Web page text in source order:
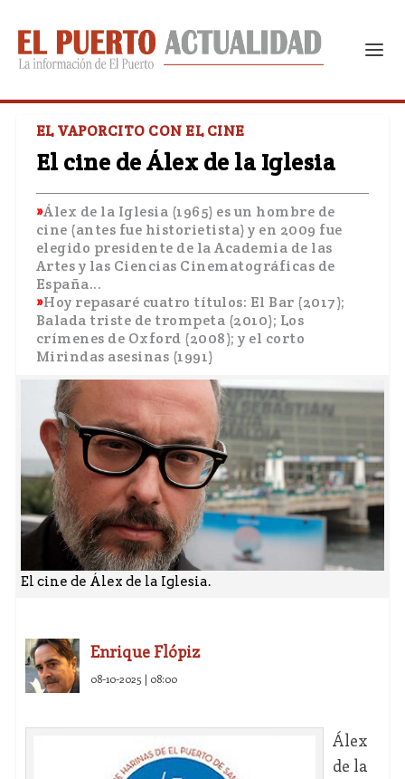
EL VAPORCITO CON EL CINE
El cine de Álex de la Iglesia
Álex de la Iglesia (1965) es un hombre de
cine (antes fue historietista) y en 2009 fue
elegido presidente de la Academia de las
Artes y las Ciencias Cinematográficas de
España...
Hoy repasaré cuatro títulos: El Bar (2017);
Balada triste de trompeta (2010); Los
crímenes de Oxford (2008); y el corto
Mirindas asesinas (1991)
El cine de Álex de la Iglesia.
Enrique Flópiz
08-10-2025 | 08:00
Álex
de la